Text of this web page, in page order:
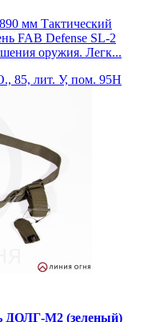
мм Тактический
FAB Defense SL-2
оружия. Легк...
85, лит. У, пом. 95Н
ДОЛГ-М2 (зеленый)